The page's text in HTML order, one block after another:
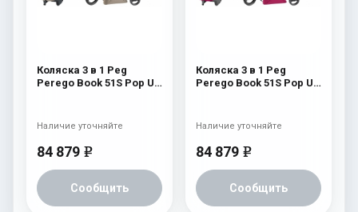
Коляска 3 в 1 Peg
Perego Book 51S Pop Up
84 879 e
Сообщить
Наличие уточняйте
Коляска 3 в 1 Peg
Perego Book 51S Pop Up
84 879 e
Сообщить
Наличие уточняйте